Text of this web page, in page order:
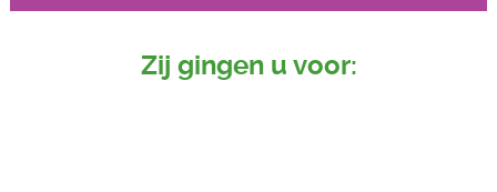
Zij gingen u voor: